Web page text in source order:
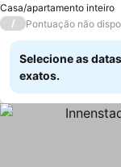
Casa/apartamento inteiro
/ Pontuação não
Selecione as
exatos.